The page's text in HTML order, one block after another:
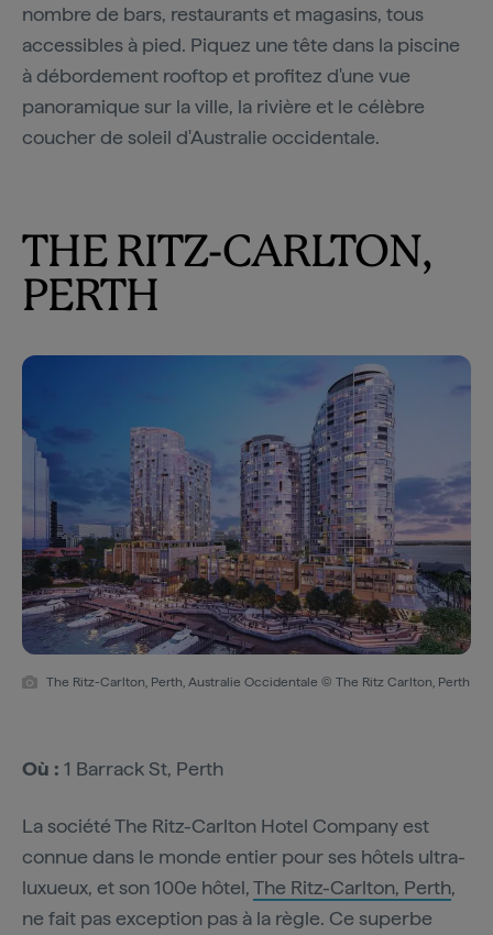
nombre de bars, restaurants et magasins, tous
accessibles à pied. Piquez une tête dans la piscine
à débordement rooftop et profitez d'une vue
panoramique sur la ville, la rivière et le célèbre
coucher de soleil d'Australie occidentale.
THE RITZ-CARLTON,
PERTH
The Ritz-Carlton, Perth, Australie Occidentale © The Ritz Carlton, Perth
Où : 1 Barrack St, Perth
La société The Ritz-Carlton Hotel Company est
connue dans le monde entier pour ses hôtels ultra-
luxueux, et son 100e hôtel,The Ritz-Carlton, Perth,
ne fait pas exception pas à la règle. Ce superbe